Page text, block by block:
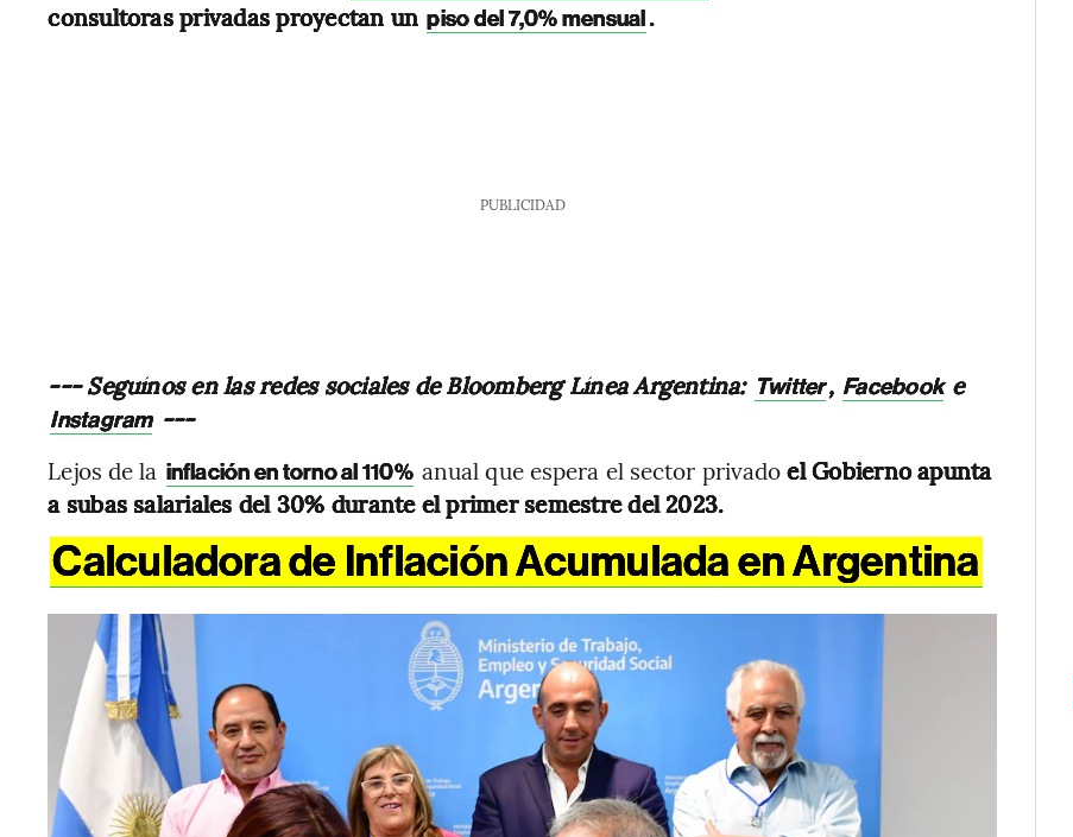
consultoras privadas proyectan un piso del 7,0% mensual.
PUBLICIDAD
--- Seguínos en las redes sociales de Bloomberg Línea Argentina: Twitter, Facebooke
Instagram ---
Lejos de la inflación en torno al 110% anual que espera el sector privadoel Gobierno apunta
a subas salariales del 30% durante el primer semestre del 2023.
Calculadora de Inflación Acumulada en Argentina